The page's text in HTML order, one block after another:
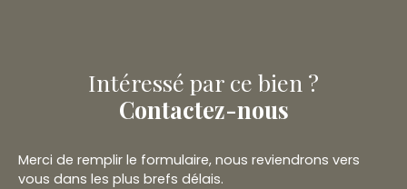
Intéressé par ce bien ?
Contactez-nous
Merci de remplir le formulaire, nous reviendrons vers
vous dans les plus brefs délais.